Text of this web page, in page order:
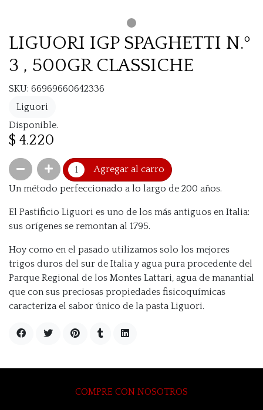
LIGUORI IGP SPAGHETTI N.º
3 , 500GR CLASSICHE
SKU: 66969660642336
Liguori
Disponible.
$ 4.220
Agregar al carro
Un método perfeccionado a lo largo de 200 años.
El Pastificio Liguori es uno de los más antiguos en Italia:
sus orígenes se remontan al 1795.
Hoy como en el pasado utilizamos solo los mejores
trigos duros del sur de Italia y agua pura procedente del
Parque Regional de los Montes Lattari, agua de manantial
que con sus preciosas propiedades fisicoquímicas
caracteriza el sabor único de la pasta Liguori.
COMPRE CON NOSOTROS